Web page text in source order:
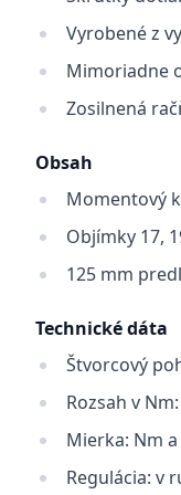
Vyrobené z
Mimoriadne
Zosilnená
Obsah
Momentový
Objímky 17,
125 mm
Technické dáta
Štvorcový
Rozsah v
Mierka: Nm a
Regulácia: v